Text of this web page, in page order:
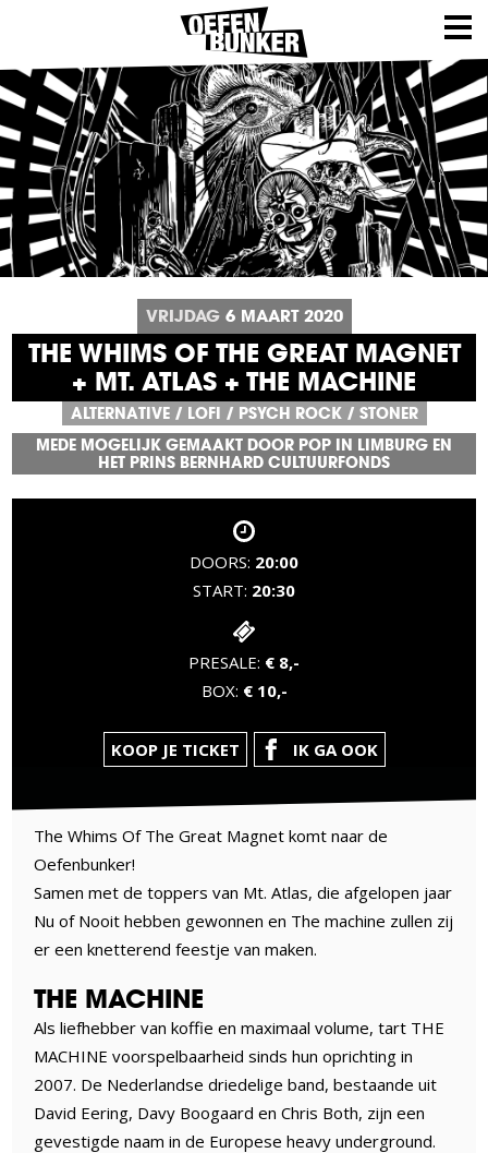
VRIJDAG 6 MAART 2020
THE WHIMS OF THE GREAT MAGNET
+ MT. ATLAS + THE MACHINE
ALTERNATIVE / LOFI / PSYCH ROCK / STONER
MEDE MOGELIJK GEMAAKT DOOR POP IN LIMBURG EN
HET PRINS BERNHARD CULTUURFONDS
DOORS: 20:00
START: 20:30
PRESALE: € 8,-
BOX: € 10,-
KOOP JE TICKET IK GA OOK
The Whims Of The Great Magnet komt naar de
Oefenbunker!
Samen met de toppers van Mt. Atlas, die afgelopen jaar
Nu of Nooit hebben gewonnen en The machine zullen zij
er een knetterend feestje van maken.
THE MACHINE
Als liefhebber van koffie en maximaal volume, tart THE
MACHINE voorspelbaarheid sinds hun oprichting in
2007. De Nederlandse driedelige band, bestaande uit
David Eering, Davy Boogaard en Chris Both, zijn een
gevestigde naam in de Europese heavy underground.